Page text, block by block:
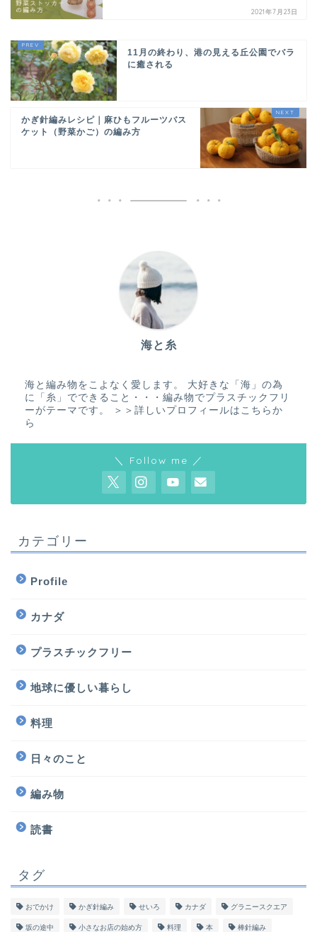
2021年7月23日
11月の終わり、港の見える丘公園でバラ
に癒される
かぎ針編みレシピ｜麻ひもフルーツバス
ケット（野菜かご）の編み方
海と糸
海と編み物をこよなく愛します。 大好きな「海」の為
に「糸」でできること・・・編み物でプラスチックフリ
ーがテーマです。
＞＞詳しいプロフィールはこちらか
ら
＼ Follow me ／
カテゴリー
Profile
カナダ
プラスチックフリー
地球に優しい暮らし
料理
日々のこと
編み物
読書
タグ
おでかけ かぎ針編み せいろ カナダ グラニースクエア
坂の途中 小さなお店の始め方 料理 本 棒針編み